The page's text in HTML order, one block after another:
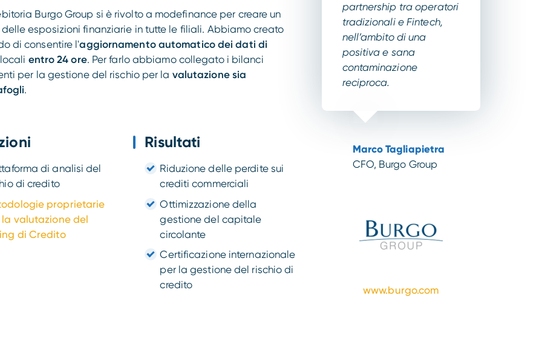
Burgo Group si è rivolto a modefinance per creare un
esposizioni finanziarie in tutte le filiali. Abbiamo creato
di consentire l'aggiornamento automatico dei dati di
entro 24 ore. Per farlo abbiamo collegato i bilanci
per la gestione del rischio per la valutazione sia
.
di analisi del
di credito
proprietarie
valutazione del
di Credito
Risultati
Riduzione delle perdite sui
crediti commerciali
Ottimizzazione della
gestione del capitale
circolante
Certificazione internazionale
per la gestione del rischio di
credito
partnership tra operatori
tradizionali e Fintech,
nell’ambito di una
positiva e sana
contaminazione
reciproca.
Marco Tagliapietra
CFO, Burgo Group
www.burgo.com